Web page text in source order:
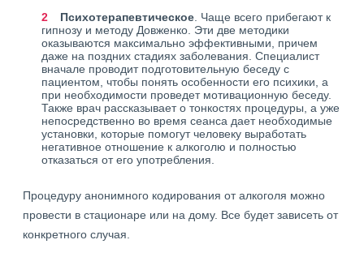
Психотерапевтическое . Чаще всего прибегают к
гипнозу и методу Довженко. Эти две методики
оказываются максимально эффективными, причем
даже на поздних стадиях заболевания. Специалист
вначале проводит подготовительную беседу с
пациентом, чтобы понять особенности его психики, а
при необходимости проведет мотивационную беседу.
Также врач рассказывает о тонкостях процедуры, а уже
непосредственно во время сеанса дает необходимые
установки, которые помогут человеку выработать
негативное отношение к алкоголю и полностью
отказаться от его употребления.
Процедуру анонимного кодирования от алкоголя можно
провести в стационаре или на дому. Все будет зависеть от
конкретного случая.